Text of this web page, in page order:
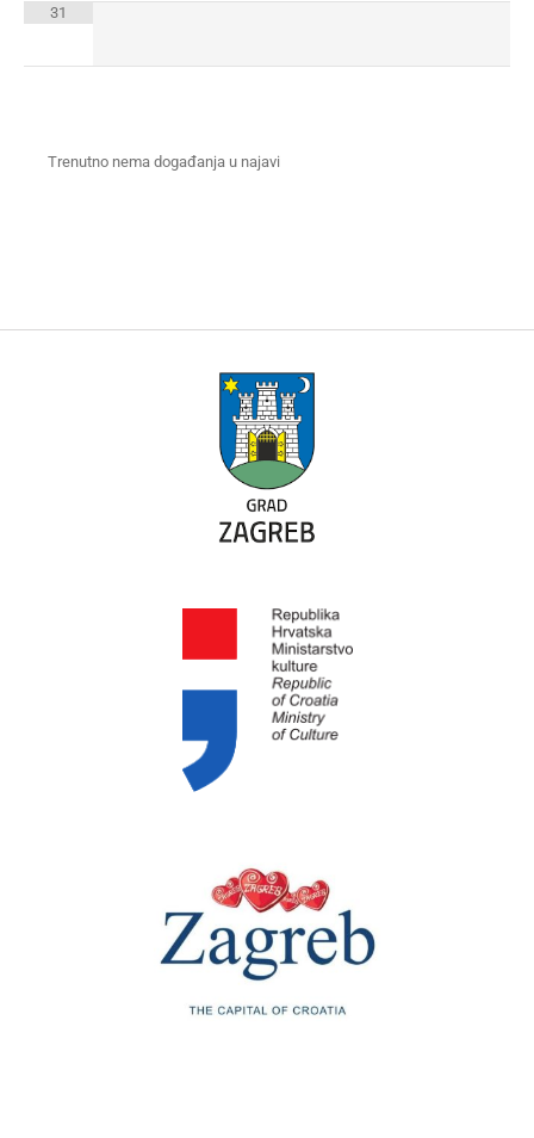
31
Trenutno nema događanja u najavi